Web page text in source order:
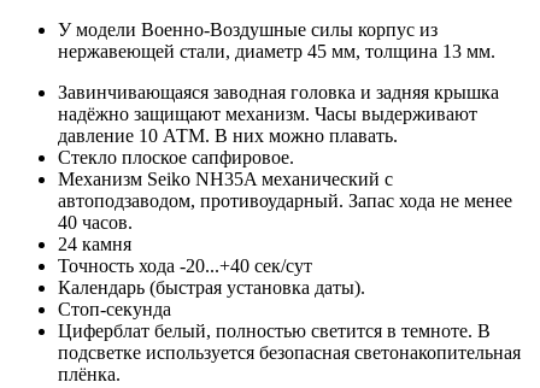
У модели Военно-Воздушные силы корпус из
нержавеющей стали, диаметр 45 мм, толщина 13 мм.
Завинчивающаяся заводная головка и задняя крышка
надёжно защищают механизм. Часы выдерживают
давление 10 АТМ. В них можно плавать.
Стекло плоское сапфировое.
Механизм Seiko NH35A механический с
автоподзаводом, противоударный. Запас хода не менее
40 часов.
24 камня
Точность хода -20...+40 сек/сут
Календарь (быстрая установка даты).
Стоп-секунда
Циферблат белый, полностью светится в темноте. В
подсветке используется безопасная светонакопительная
плёнка.